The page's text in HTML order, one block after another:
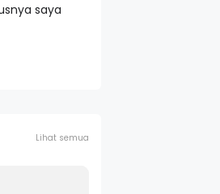
saya
Lihat semua